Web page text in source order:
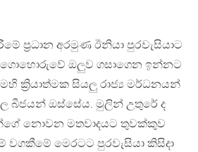
ප්‍රධාන අරමුණ ඊනියා පුරවැසියාට
ඔලුව ගසාගෙන ඉන්නට
ක්‍රියාත්මක සියලු රාජ්‍ය මර්ධනයන්
බීජයන් ඔස්සේය. මුලින් උතුරේ ද
නොවන මතවාදයට තුවක්කුව
මෙරටට පුරවැසියා කිසිදා